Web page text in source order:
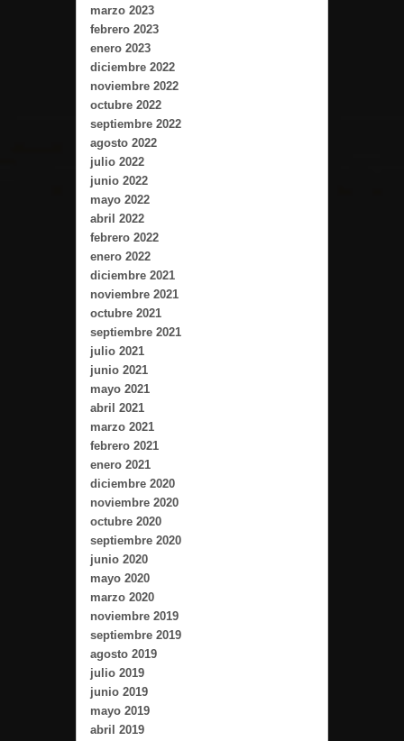
marzo 2023
febrero 2023
enero 2023
diciembre 2022
noviembre 2022
octubre 2022
septiembre 2022
agosto 2022
julio 2022
junio 2022
mayo 2022
abril 2022
febrero 2022
enero 2022
diciembre 2021
noviembre 2021
octubre 2021
septiembre 2021
julio 2021
junio 2021
mayo 2021
abril 2021
marzo 2021
febrero 2021
enero 2021
diciembre 2020
noviembre 2020
octubre 2020
septiembre 2020
junio 2020
mayo 2020
marzo 2020
noviembre 2019
septiembre 2019
agosto 2019
julio 2019
junio 2019
mayo 2019
abril 2019